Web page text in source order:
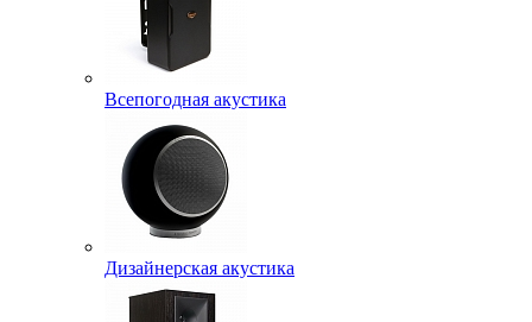
Всепогодная акустика
Дизайнерская акустика